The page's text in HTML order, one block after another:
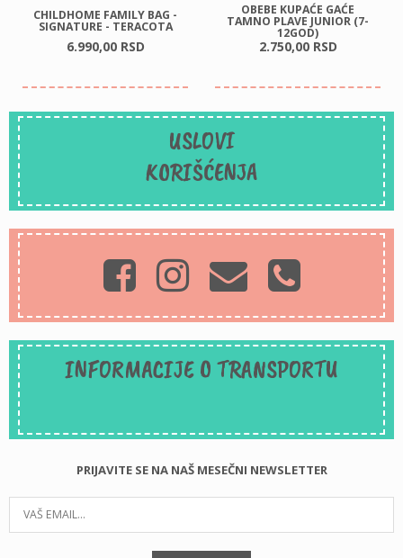
CHILDHOME FAMILY BAG -
SIGNATURE - TERACOTA
6.990,00 RSD
OBEBE KUPAĆE GAĆE
TAMNO PLAVE JUNIOR (7-
12GOD)
2.750,00 RSD
USLOVI
KORIŠĆENJA
INFORMACIJE O TRANSPORTU
PRIJAVITE SE NA NAŠ MESEČNI NEWSLETTER